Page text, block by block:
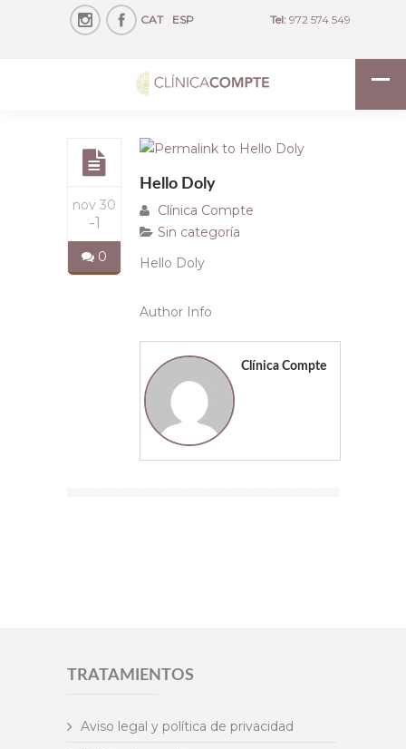
CAT ESP Tel: 972 574 549
nov 30
-1
0
Hello Doly
Clínica Compte
Sin categoría
Hello Doly
Author Info
Clínica Compte
TRATAMIENTOS
Aviso legal y política de privacidad